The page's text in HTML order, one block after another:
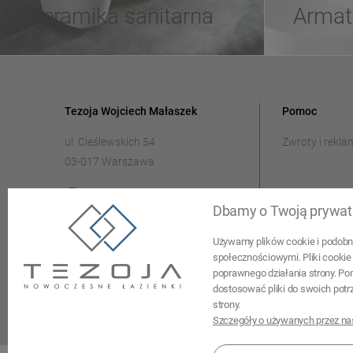
Ceramika sanitarna
Tezoja Wojciech Małaszek
ul. Cieślewskich 54
03-017 Warszawa
tezoja@gmail.com
Pomoc
Zwroty i
Dbamy o Twoją
Używamy plików cookie i
społecznościowymi. Pliki
poprawnego działania strony.
dostosować pliki do swoich
strony.
Szczegóły o używanych przez